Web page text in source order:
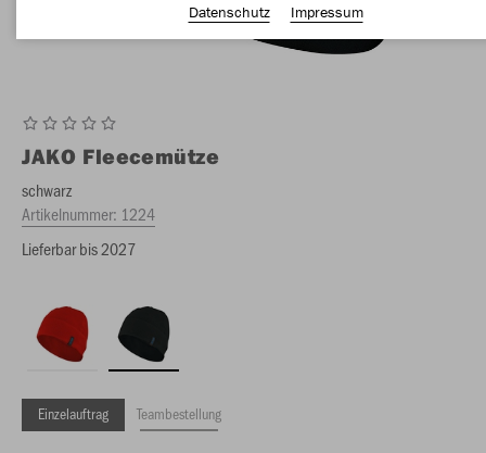
JAKO Fleecemütze
schwarz
Artikelnummer: 1224
Lieferbar bis 2027
Einzelauftrag Teambestellung
Datenschutz
Impressum